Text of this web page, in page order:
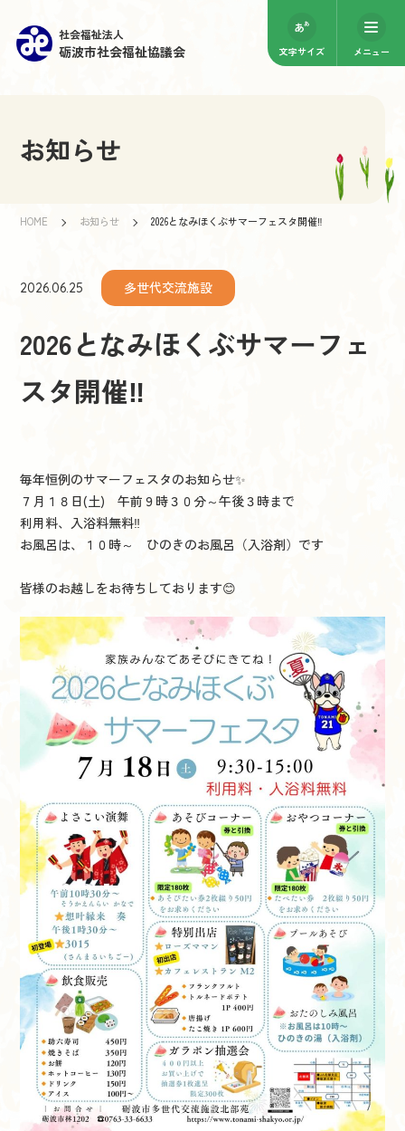
社会福祉法人
砺波市社会福祉協議会 文字サイズ メニュー
お知らせ
HOME お知らせ 2026となみほくぶサマーフェスタ開催‼
2026.06.25 多世代交流施設
2026となみほくぶサマーフェ
スタ開催‼
毎年恒例のサマーフェスタのお知らせ✨
７月１８日(土) 午前９時３０分～午後３時まで
利用料、入浴料無料‼
お風呂は、１０時～ ひのきのお風呂（入浴剤）です
皆様のお越しをお待ちしております😊